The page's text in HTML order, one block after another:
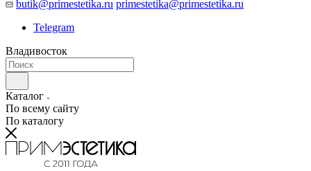
butik@primestetika.ru primestetika@primestetika.ru
Telegram
Владивосток
Каталог
По всему сайту
По каталогу